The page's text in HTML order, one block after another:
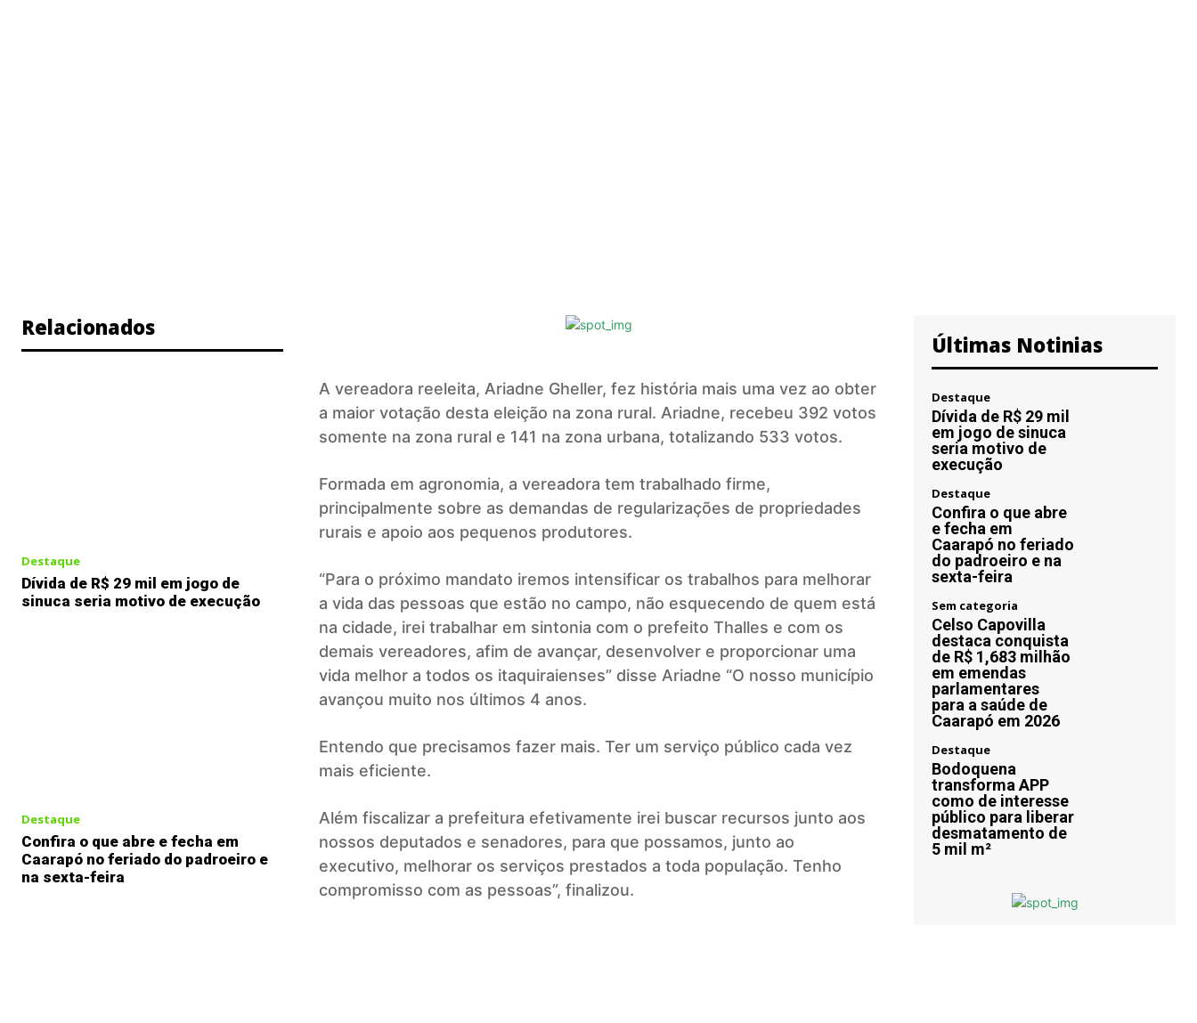
Relacionados
Destaque
Dívida de R$ 29 mil em jogo de
sinuca seria motivo de execução
Destaque
Confira o que abre e fecha em
Caarapó no feriado do padroeiro e
na sexta-feira
A vereadora reeleita, Ariadne Gheller, fez história mais uma vez ao obter
a maior votação desta eleição na zona rural. Ariadne, recebeu 392 votos
somente na zona rural e 141 na zona urbana, totalizando 533 votos.
Formada em agronomia, a vereadora tem trabalhado firme,
principalmente sobre as demandas de regularizações de propriedades
rurais e apoio aos pequenos produtores.
“Para o próximo mandato iremos intensificar os trabalhos para melhorar
a vida das pessoas que estão no campo, não esquecendo de quem está
na cidade, irei trabalhar em sintonia com o prefeito Thalles e com os
demais vereadores, afim de avançar, desenvolver e proporcionar uma
vida melhor a todos os itaquiraienses” disse Ariadne “O nosso município
avançou muito nos últimos 4 anos.
Entendo que precisamos fazer mais. Ter um serviço público cada vez
mais eficiente.
Além fiscalizar a prefeitura efetivamente irei buscar recursos junto aos
nossos deputados e senadores, para que possamos, junto ao
executivo, melhorar os serviços prestados a toda população. Tenho
compromisso com as pessoas”, finalizou.
Últimas Notinias
Destaque
Dívida de R$ 29 mil
em jogo de sinuca
seria motivo de
execução
Destaque
Confira o que abre
e fecha em
Caarapó no feriado
do padroeiro e na
sexta-feira
Sem categoria
Celso Capovilla
destaca conquista
de R$ 1,683 milhão
em emendas
parlamentares
para a saúde de
Caarapó em 2026
Destaque
Bodoquena
transforma APP
como de interesse
público para liberar
desmatamento de
5 mil m²